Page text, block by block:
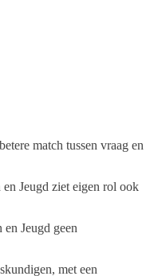
match tussen vraag en
Jeugd ziet eigen rol ook
Jeugd geen
met een